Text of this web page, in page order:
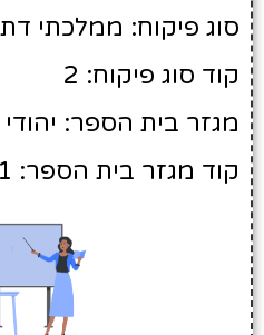
סוג פיקוח: ממלכתי דתי
קוד סוג פיקוח: 2
מגזר בית הספר: יהודי
קוד מגזר בית הספר: 1